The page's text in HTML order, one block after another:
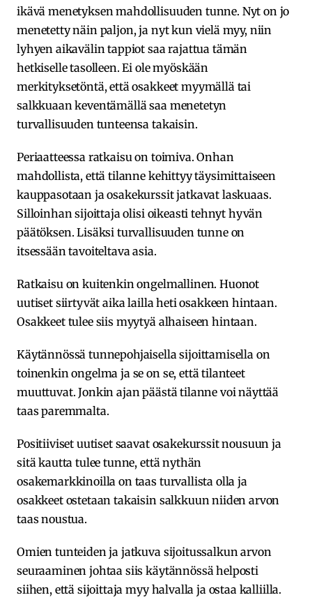
ikävä menetyksen mahdollisuuden tunne. Nyt on jo
menetetty näin paljon, ja nyt kun vielä myy, niin
lyhyen aikavälin tappiot saa rajattua tämän
hetkiselle tasolleen. Ei ole myöskään
merkityksetöntä, että osakkeet myymällä tai
salkkuaan keventämällä saa menetetyn
turvallisuuden tunteensa takaisin.
Periaatteessa ratkaisu on toimiva. Onhan
mahdollista, että tilanne kehittyy täysimittaiseen
kauppasotaan ja osakekurssit jatkavat laskuaas.
Silloinhan sijoittaja olisi oikeasti tehnyt hyvän
päätöksen. Lisäksi turvallisuuden tunne on
itsessään tavoiteltava asia.
Ratkaisu on kuitenkin ongelmallinen. Huonot
uutiset siirtyvät aika lailla heti osakkeen hintaan.
Osakkeet tulee siis myytyä alhaiseen hintaan.
Käytännössä tunnepohjaisella sijoittamisella on
toinenkin ongelma ja se on se, että tilanteet
muuttuvat. Jonkin ajan päästä tilanne voi näyttää
taas paremmalta.
Positiiviset uutiset saavat osakekurssit nousuun ja
sitä kautta tulee tunne, että nythän
osakemarkkinoilla on taas turvallista olla ja
osakkeet ostetaan takaisin salkkuun niiden arvon
taas noustua.
Omien tunteiden ja jatkuva sijoitussalkun arvon
seuraaminen johtaa siis käytännössä helposti
siihen, että sijoittaja myy halvalla ja ostaa kalliilla.